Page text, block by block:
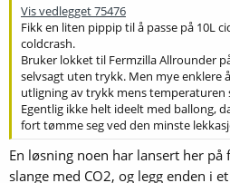
Vis vedlegget 75476
Fikk en liten pippip til å passe på 10L
coldcrash.
Bruker lokket til Fermzilla Allrounder
selvsagt uten trykk. Men mye enklere
utligning av trykk mens temperaturen
Egentlig ikke helt ideelt med ballong,
fort tømme seg ved den minste
En løsning noen har lansert her
slange med CO2, og legg enden i